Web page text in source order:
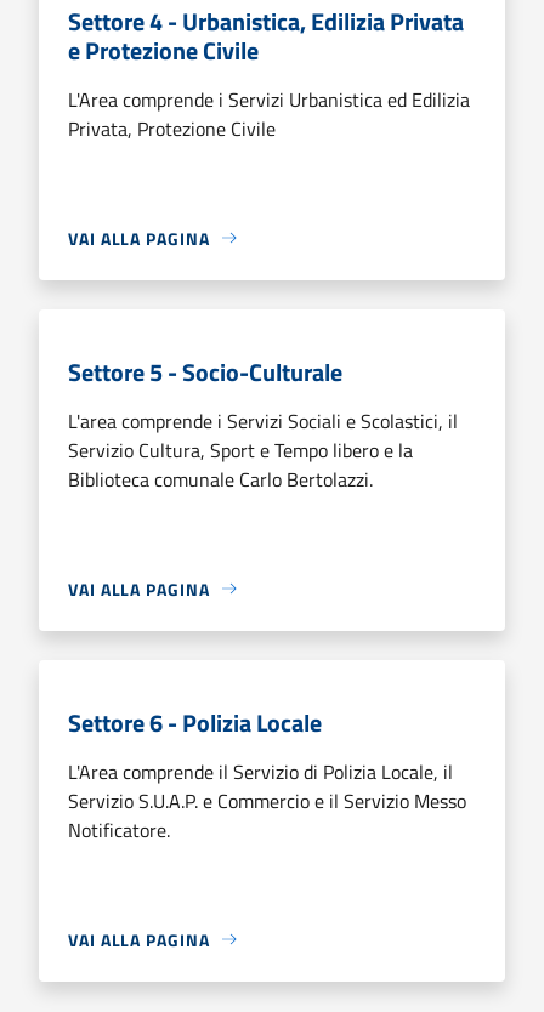
Settore 4 - Urbanistica, Edilizia Privata
e Protezione Civile
L'Area comprende i Servizi Urbanistica ed Edilizia
Privata, Protezione Civile
VAI ALLA PAGINA
Settore 5 - Socio-Culturale
L'area comprende i Servizi Sociali e Scolastici, il
Servizio Cultura, Sport e Tempo libero e la
Biblioteca comunale Carlo Bertolazzi.
VAI ALLA PAGINA
Settore 6 - Polizia Locale
L'Area comprende il Servizio di Polizia Locale, il
Servizio S.U.A.P. e Commercio e il Servizio Messo
Notificatore.
VAI ALLA PAGINA